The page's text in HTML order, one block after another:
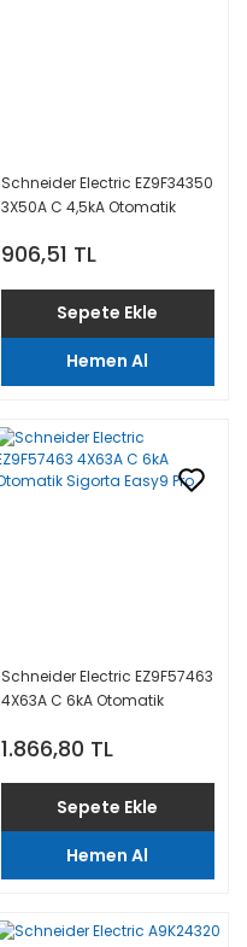
Schneider Electric EZ9F34350
3X50A C 4,5kA Otomatik
906,51 TL
Sepete Ekle
Hemen Al
Schneider Electric EZ9F57463
4X63A C 6kA Otomatik
1.866,80 TL
Sepete Ekle
Hemen Al